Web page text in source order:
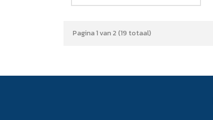
Pagina 1 van 2 (19 totaal)